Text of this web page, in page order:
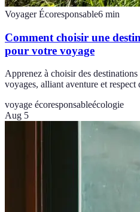
Voyager Écoresponsable6 min
Comment choisir une
pour votre voyage
Apprenez à choisir des
voyages, alliant aventure et respect
voyage écoresponsableécologie
Aug 5